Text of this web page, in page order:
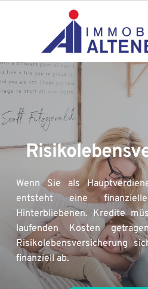
Wenn Sie als
entsteht eine
Hinterbliebenen. Kredite
laufenden Kosten
Risikolebensversicherung
finanziell ab.